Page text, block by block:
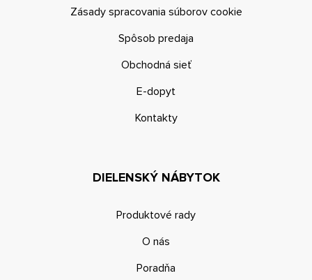
Zásady spracovania súborov cookie
Spôsob predaja
Obchodná sieť
E-dopyt
Kontakty
DIELENSKÝ NÁBYTOK
Produktové rady
O nás
Poradňa